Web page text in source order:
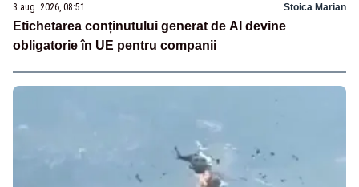
3 aug. 2026, 08:51 Stoica Marian
Etichetarea conținutului generat de AI devine
obligatorie în UE pentru companii